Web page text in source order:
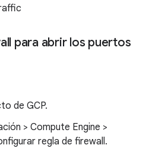
para abrir los puertos
de GCP.
> Compute Engine >
regla de firewall.